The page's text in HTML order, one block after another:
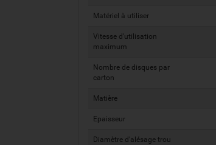
Matériel à utiliser
Vitesse d'utilisation
maximum
Nombre de disques par
carton
Matière
Epaisseur
Diamètre d'alésage trou